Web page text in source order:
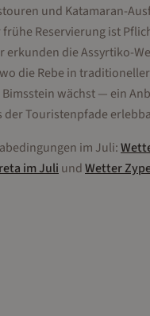
und Katamaran-
Reservierung ist
erkunden die Assyrtiko-
die Rebe in
wächst — ein
der Touristenpfade
im Juli:
imJuli undWetter